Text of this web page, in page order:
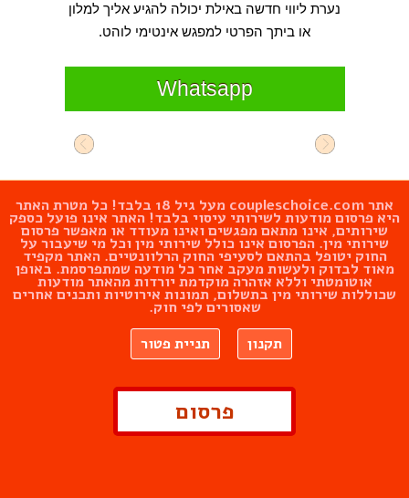
נערת ליווי חדשה באילת יכולה להגיע אליך למלון
או ביתך הפרטי למפגש אינטימי לוהט.
Whatsapp
אתרcoupleschoice.com מעל גיל 18 בלבד! כל מטרת האתר
היא פרסום מודעות לשירותי עיסוי בלבד! האתר אינו פועל כספק
שירותים, אינו מתאם מפגשים ואינו מעודד או מאפשר פרסום
שירותי מין. הפרסום אינו כולל שירותי מין וכל מי שיעבור על
החוק יטופל בהתאם לסעיפי החוק הרלוונטיים. האתר מקפיד
מאוד לבדוק ולעשות מעקב אחר כל מודעה שמתפרסמת. באופן
אוטומטתי וללא אזהרה מוקדמת יורדות מהאתר מודעות
שכוללות שירותי מין בתשלום, תמונות אירוטיות ותכנים אחרים
שאסורים לפי חוק.
תקנון
תניית פטור
פרסום